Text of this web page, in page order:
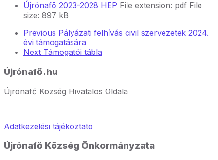
Újrónafő 2023-2028 HEP File extension: pdf File
size: 897 kB
Previous Pályázati felhívás civil szervezetek 2024.
évi támogatására
Next Támogatói tábla
Újrónafő.hu
Újrónafő Község Hivatalos Oldala
Adatkezelési tájékoztató
Újrónafő Község Önkormányzata